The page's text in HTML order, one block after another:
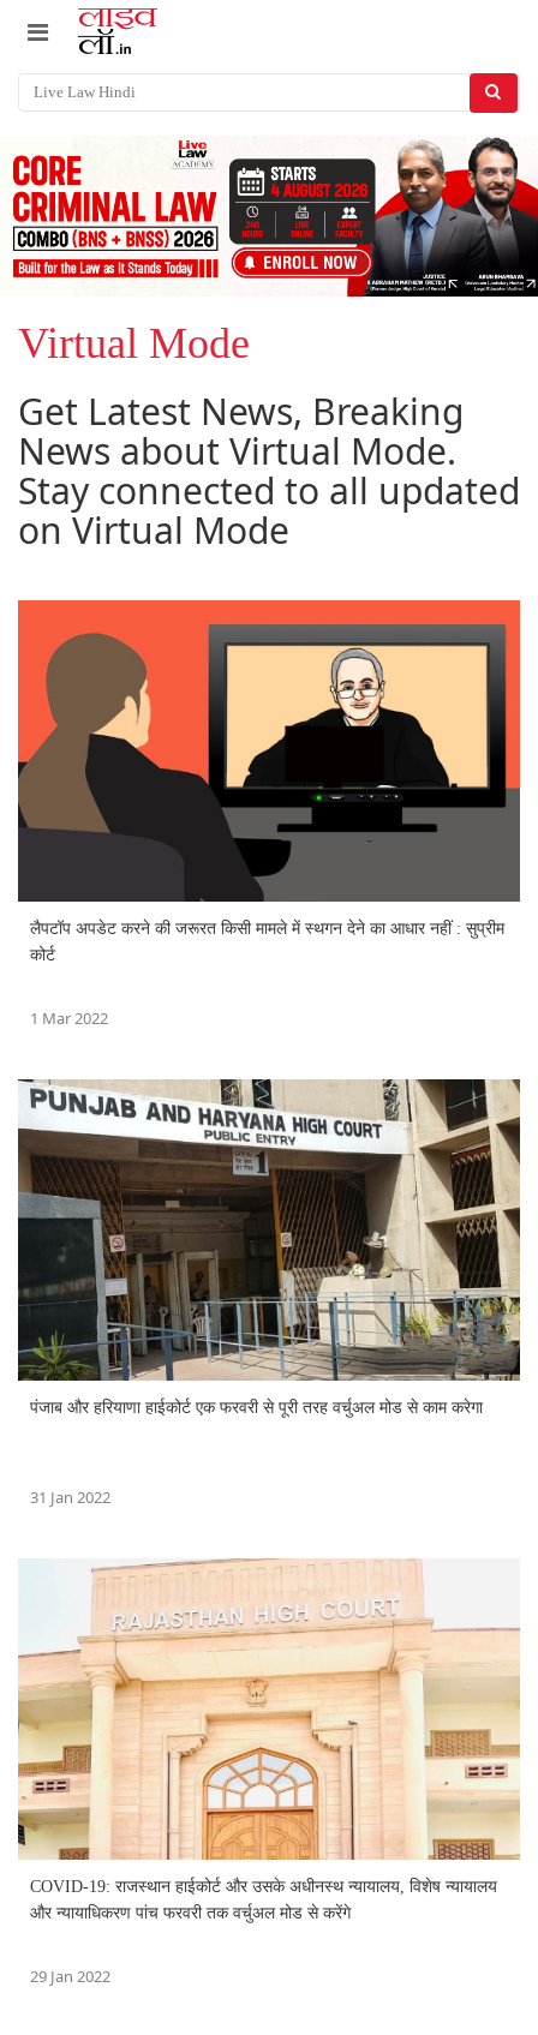
Virtual Mode
Get Latest News, Breaking
News about Virtual Mode.
Stay connected to all updated
on Virtual Mode
लैपटॉप अपडेट करने की जरूरत किसी मामले में स्थगन देने का आधार नहीं : सुप्रीम
कोर्ट
1 Mar 2022
पंजाब और हरियाणा हाईकोर्ट एक फरवरी से पूरी तरह वर्चुअल मोड से काम करेगा
31 Jan 2022
COVID-19: राजस्थान हाईकोर्ट और उसके अधीनस्थ न्यायालय, विशेष न्यायालय
और न्यायाधिकरण पांच फरवरी तक वर्चुअल मोड से करेंगे
29 Jan 2022